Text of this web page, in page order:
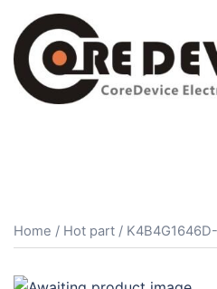
Home / Hot part /